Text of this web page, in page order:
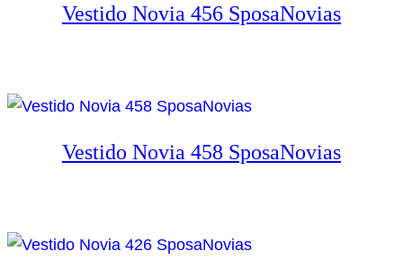
Vestido Novia 456 SposaNovias
Vestido Novia 458 SposaNovias